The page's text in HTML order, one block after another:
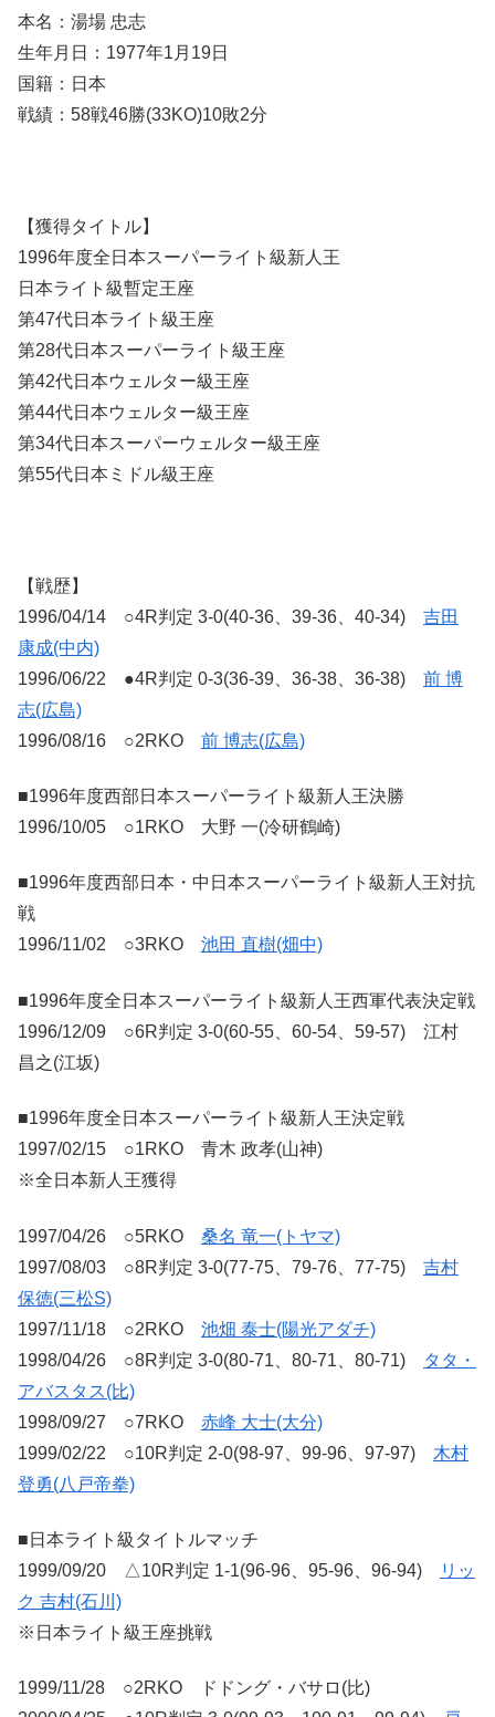
本名：湯場 忠志
生年月日：1977年1月19日
国籍：日本
戦績：58戦46勝(33KO)10敗2分
【獲得タイトル】
1996年度全日本スーパーライト級新人王
日本ライト級暫定王座
第47代日本ライト級王座
第28代日本スーパーライト級王座
第42代日本ウェルター級王座
第44代日本ウェルター級王座
第34代日本スーパーウェルター級王座
第55代日本ミドル級王座
【戦歴】
1996/04/14 ○4R判定 3-0(40-36、39-36、40-34) 吉田
康成(中内)
1996/06/22 ●4R判定 0-3(36-39、36-38、36-38) 前 博
志(広島)
1996/08/16 ○2RKO 前 博志(広島)
■1996年度西部日本スーパーライト級新人王決勝
1996/10/05 ○1RKO 大野 一(冷研鶴崎)
■1996年度西部日本・中日本スーパーライト級新人王対抗
戦
1996/11/02 ○3RKO 池田 直樹(畑中)
■1996年度全日本スーパーライト級新人王西軍代表決定戦
1996/12/09 ○6R判定 3-0(60-55、60-54、59-57) 江村
昌之(江坂)
■1996年度全日本スーパーライト級新人王決定戦
1997/02/15 ○1RKO 青木 政孝(山神)
※全日本新人王獲得
1997/04/26 ○5RKO 桑名 竜一(トヤマ)
1997/08/03 ○8R判定 3-0(77-75、79-76、77-75) 吉村
保徳(三松S)
1997/11/18 ○2RKO 池畑 泰士(陽光アダチ)
1998/04/26 ○8R判定 3-0(80-71、80-71、80-71)
タタ・
アバスタス(比)
1998/09/27 ○7RKO 赤峰 大士(大分)
1999/02/22 ○10R判定 2-0(98-97、99-96、97-97) 木村
登勇(八戸帝拳)
■日本ライト級タイトルマッチ
1999/09/20 △10R判定 1-1(96-96、95-96、96-94)
リッ
ク 吉村(石川)
※日本ライト級王座挑戦
1999/11/28 ○2RKO ドドング・バサロ(比)